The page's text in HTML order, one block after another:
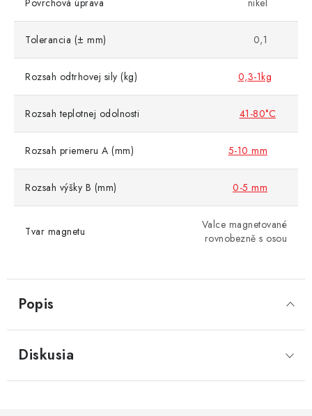
Popis
Povrchová úprava nikel
Tolerancia (± mm) 0,1
Rozsah odtrhovej sily (kg) 0,3-1kg
Rozsah teplotnej odolnosti 41-80°C
Rozsah priemeru A (mm) 5-10 mm
Rozsah výšky B (mm) 0-5 mm
Tvar magnetu
Valce magnetované
rovnobezně s osou
Diskusia